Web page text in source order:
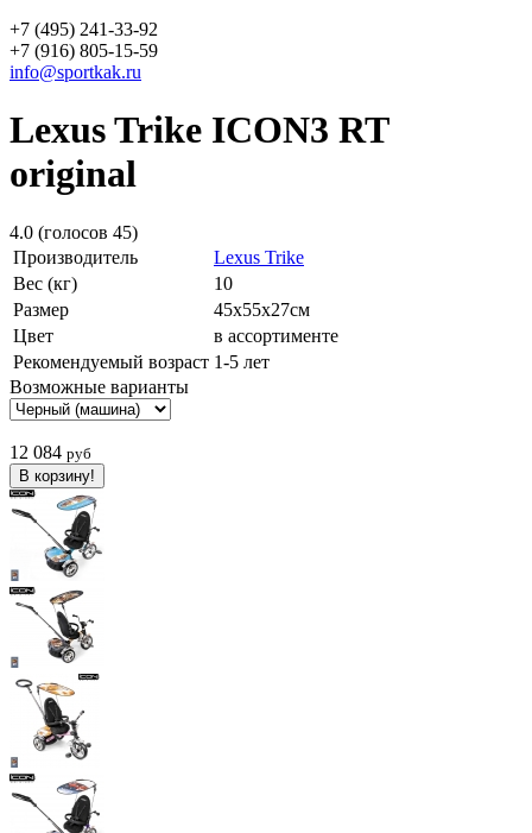
+7 (495) 241-33-92
+7 (916) 805-15-59
info@sportkak.ru
Lexus Trike ICON3 RT
original
4.0 (голосов 45)
Производитель
Lexus Trike
Вес (кг)
10
Размер
45х55х27см
Цвет
в ассортименте
Рекомендуемый возраст 1-5 лет
Возможные варианты
12 084 руб